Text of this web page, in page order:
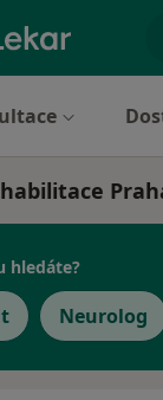
hledáte?
Neurolog